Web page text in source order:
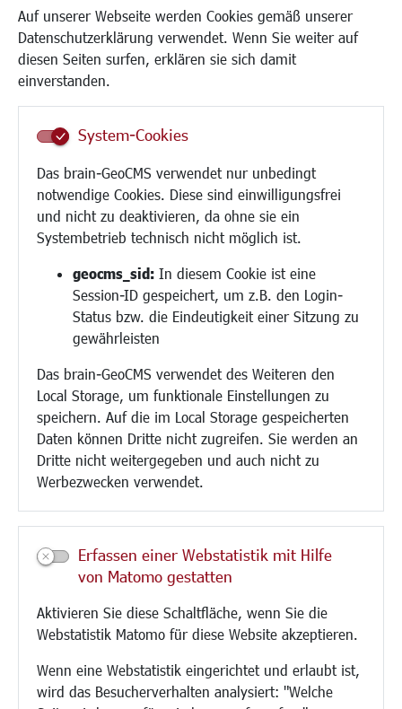
Auf unserer Webseite werden Cookies gemäß unserer
Datenschutzerklärung verwendet. Wenn Sie weiter auf
diesen Seiten surfen, erklären sie sich damit
einverstanden.
System-Cookies
Das brain-GeoCMS verwendet nur unbedingt
notwendige Cookies. Diese sind einwilligungsfrei
und nicht zu deaktivieren, da ohne sie ein
Systembetrieb technisch nicht möglich ist.
geocms_sid: In diesem Cookie ist eine
Session-ID gespeichert, um z.B. den Login-
Status bzw. die Eindeutigkeit einer Sitzung zu
gewährleisten
Das brain-GeoCMS verwendet des Weiteren den
Local Storage, um funktionale Einstellungen zu
speichern. Auf die im Local Storage gespeicherten
Daten können Dritte nicht zugreifen. Sie werden an
Dritte nicht weitergegeben und auch nicht zu
Werbezwecken verwendet.
Erfassen einer Webstatistik mit Hilfe
von Matomo gestatten
Aktivieren Sie diese Schaltfläche, wenn Sie die
Webstatistik Matomo für diese Website akzeptieren.
Wenn eine Webstatistik eingerichtet und erlaubt ist,
wird das Besucherverhalten analysiert: "Welche
Kinderbetreuung
Kinder und Jugend
Institutionen für Familien
Frauen
Schule
Demokratie leben
Ukrainehilfe
Hilfe für Geflüchtete
Religion
Bauen/Umwelt/Mobilität
Bebauungsplanung
Verkehr/Mobilität
Glasfaserausbau
Aktuelle Baustellen
Paddelteich
CINDY S
Kultur/Freizeit/Tourismus
Veranstaltungen
Neue Stadthalle Langen
Bäder
Musikschule
Stadtbücherei
Stadtarchiv